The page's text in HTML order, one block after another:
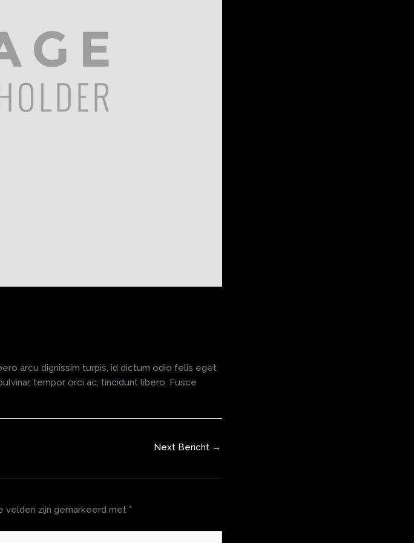
arcu dignissim turpis, id dictum odio felis eget
tempor orci ac, tincidunt libero. Fusce
Next Bericht →
velden zijn gemarkeerd met *